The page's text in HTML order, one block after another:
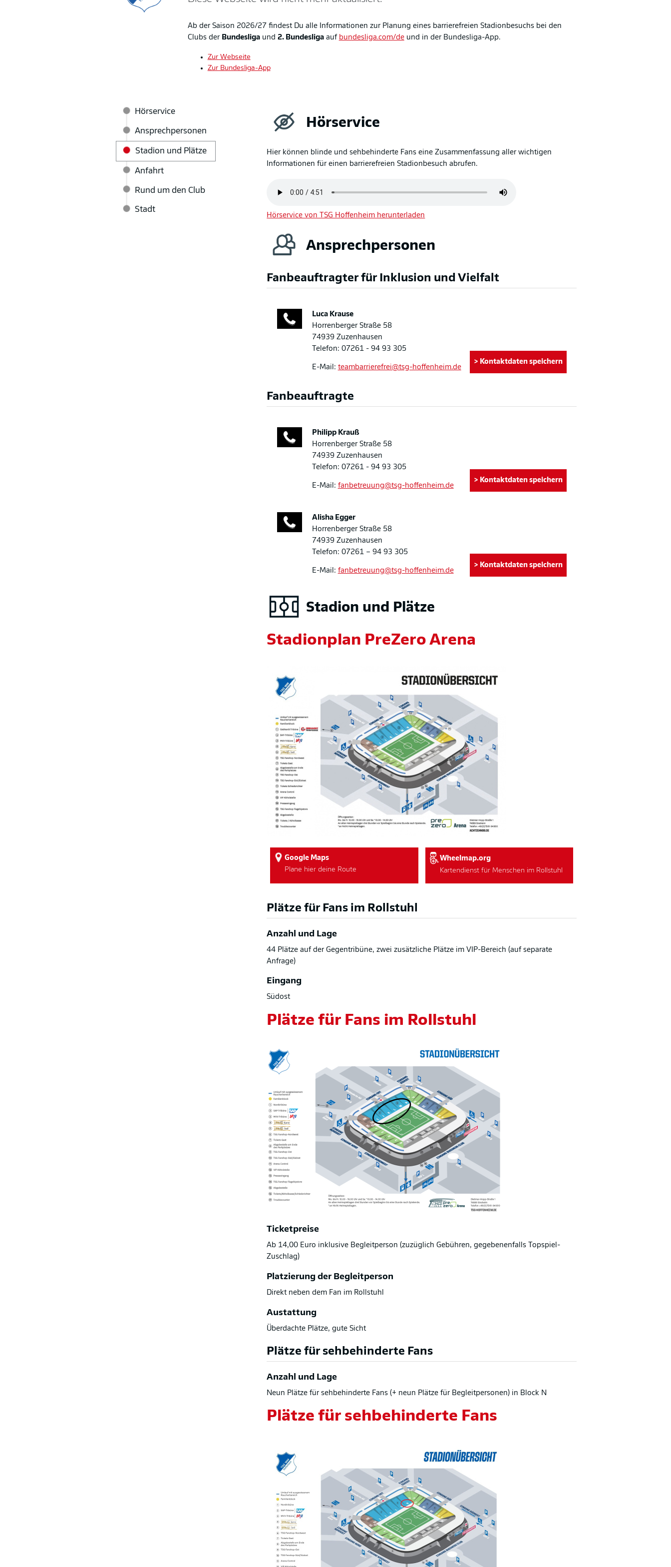
Ab der Saison 2026/27 findest Du alle Informationen zur Planung eines barrierefreien Stadionbesuchs bei den
Clubs der Bundesligaund 2. Bundesligaauf bundesliga.com/deund in der Bundesliga-App.
Zur Webseite
Zur Bundesliga-App
Hörservice
Ansprechpersonen
Stadion und Plätze
Anfahrt
Rund um den Club
Stadt
Hörservice
Hier können blinde und sehbehinderte Fans eine Zusammenfassung aller wichtigen
Informationen für einen barrierefreien Stadionbesuch abrufen.
Hörservice von TSG Hoffenheim herunterladen
Ansprechpersonen
Fanbeauftragter für Inklusion und Vielfalt
Luca Krause
Horrenberger Straße 58
74939 Zuzenhausen
Telefon: 07261 - 94 93 305
E-Mail: teambarrierefrei@tsg-hoffenheim.de
> Kontaktdaten speichern
Fanbeauftragte
Philipp Krauß
Horrenberger Straße 58
74939 Zuzenhausen
Telefon: 07261 - 94 93 305
E-Mail: fanbetreuung@tsg-hoffenheim.de
> Kontaktdaten speichern
Alisha Egger
Horrenberger Straße 58
74939 Zuzenhausen
Telefon: 07261 – 94 93 305
E-Mail: fanbetreuung@tsg-hoffenheim.de
> Kontaktdaten speichern
Stadion und Plätze
Stadionplan PreZero Arena
Google Maps
Plane hier deine Route
Wheelmap.org
Kartendienst für Menschen im Rollstuhl
Plätze für Fans im Rollstuhl
Anzahl und Lage
44 Plätze auf der Gegentribüne, zwei zusätzliche Plätze im VIP-Bereich (auf separate
Anfrage)
Eingang
Südost
Plätze für Fans im Rollstuhl
Bild
Ticketpreise
Ab 14,00 Euro inklusive Begleitperson (zuzüglich Gebühren, gegebenenfalls Topspiel-
Zuschlag)
Platzierung der Begleitperson
Direkt neben dem Fan im Rollstuhl
Austattung
Überdachte Plätze, gute Sicht
Plätze für sehbehinderte Fans
Anzahl und Lage
Neun Plätze für sehbehinderte Fans (+ neun Plätze für Begleitpersonen) in Block N
Plätze für sehbehinderte Fans